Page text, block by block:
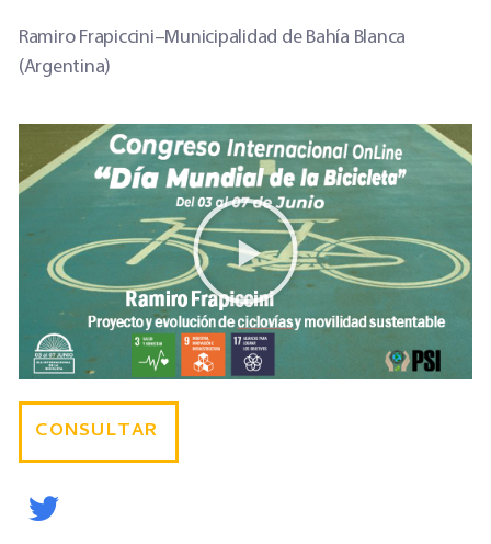
Ramiro Frapiccini–Municipalidad de Bahía Blanca
(Argentina)
CONSULTAR